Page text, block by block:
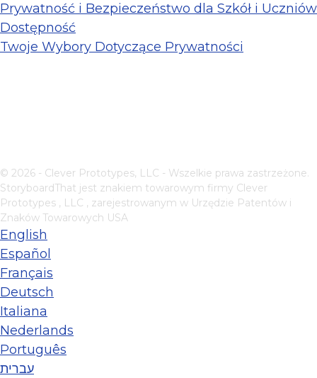
Prywatność i Bezpieczeństwo dla Szkół i Uczniów
Dostępność
Twoje Wybory Dotyczące Prywatności
© 2026 - Clever Prototypes, LLC - Wszelkie prawa zastrzeżone.
StoryboardThat jest znakiem towarowym firmy Clever
Prototypes , LLC , zarejestrowanym w Urzędzie Patentów i
Znaków Towarowych USA
English
Español
Français
Deutsch
Italiana
Nederlands
Português
עברית